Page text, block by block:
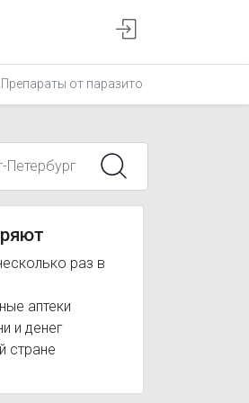
Препараты от паразитов
Петербург
раз в
аптеки
и денег
стране